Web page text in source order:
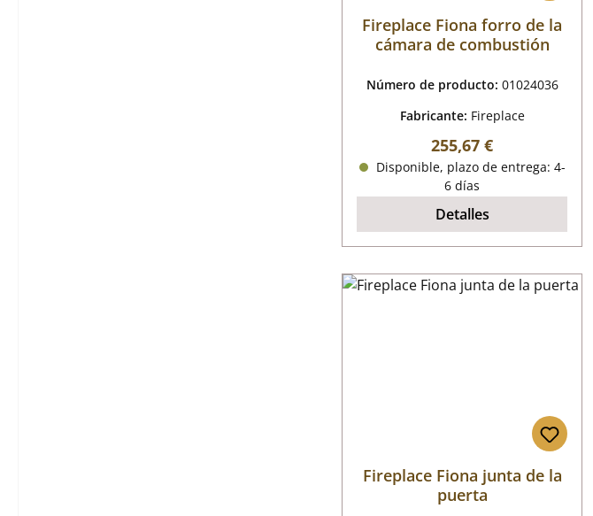
Fireplace Fiona forro de la
cámara de combustión
Número de producto: 01024036
Fabricante: Fireplace
Precio normal:
255,67 €
Disponible, plazo de entrega: 4-
6 días
Detalles
Fireplace Fiona junta de la
puerta